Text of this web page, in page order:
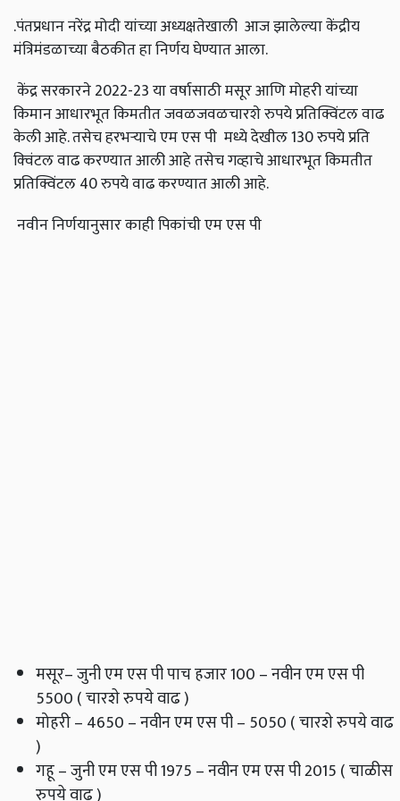
.पंतप्रधान नरेंद्र मोदी यांच्या अध्यक्षतेखाली आज झालेल्या केंद्रीय
मंत्रिमंडळाच्या बैठकीत हा निर्णय घेण्यात आला.
केंद्र सरकारने 2022-23 या वर्षासाठी मसूर आणि मोहरी यांच्या
किमान आधारभूत किमतीत जवळजवळचारशे रुपये प्रतिक्विंटल वाढ
केली आहे. तसेच हरभऱ्याचे एम एस पी मध्ये देखील 130 रुपये प्रति
क्‍विंटल वाढ करण्यात आली आहे तसेच गव्हाचे आधारभूत किमतीत
प्रतिक्विंटल 40 रुपये वाढ करण्यात आली आहे.
नवीन निर्णयानुसार काही पिकांची एम एस पी
मसूर– जुनी एम एस पी पाच हजार 100 – नवीन एम एस पी
5500 ( चारशे रुपये वाढ )
मोहरी – 4650 – नवीन एम एस पी – 5050 ( चारशे रुपये वाढ
)
गहू – जुनी एम एस पी 1975 – नवीन एम एस पी 2015 ( चाळीस